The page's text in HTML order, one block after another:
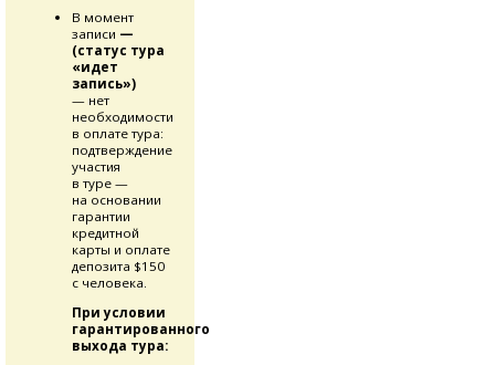
В момент
записи —
(статус тура
«идет
запись»)
— нет
необходимости
в оплате тура:
подтверждение
участия
в туре —
на основании
гарантии
кредитной
карты и оплате
депозита $150
с человека.
При условии
гарантированного
выхода тура: